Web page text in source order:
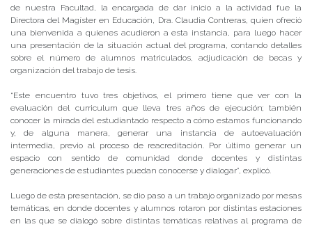
de nuestra Facultad, la encargada de dar inicio a la actividad fue la
Directora del Magíster en Educación, Dra. Claudia Contreras, quien ofreció
una bienvenida a quienes acudieron a esta instancia, para luego hacer
una presentación de la situación actual del programa, contando detalles
sobre el número de alumnos matriculados, adjudicación de becas y
organización del trabajo de tesis.
“Este encuentro tuvo tres objetivos, el primero tiene que ver con la
evaluación del curriculum que lleva tres años de ejecución; también
conocer la mirada del estudiantado respecto a cómo estamos funcionando
y, de alguna manera, generar una instancia de autoevaluación
intermedia, previo al proceso de reacreditación. Por último generar un
espacio con sentido de comunidad donde docentes y distintas
generaciones de estudiantes puedan conocerse y dialogar”, explicó.
Luego de esta presentación, se dio paso a un trabajo organizado por mesas
temáticas, en donde docentes y alumnos rotaron por distintas estaciones
en las que se dialogó sobre distintas temáticas relativas al programa de